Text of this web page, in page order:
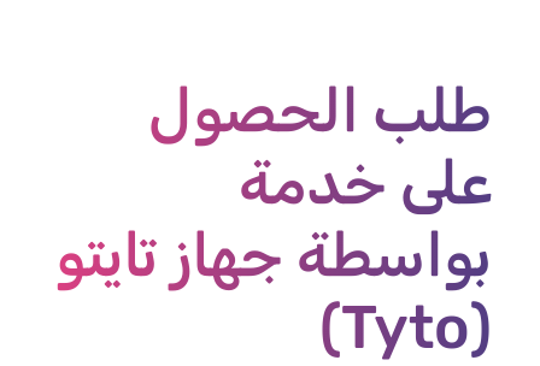
طلب الحصول
على خدمة
بواسطة جهاز تايتو
(Tyto)